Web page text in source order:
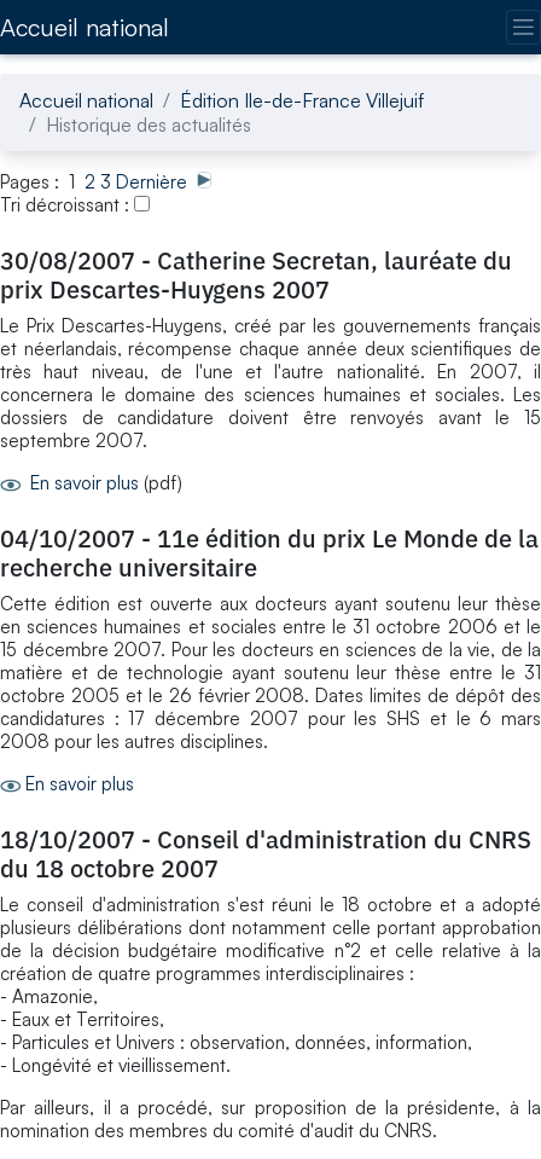
Accueil national
Accueil national
Édition Ile-de-France Villejuif
Historique des actualités
Pages : 1 2 3 Dernière
Tri décroissant :
30/08/2007 - Catherine Secretan, lauréate du
prix Descartes-Huygens 2007
Le Prix Descartes-Huygens, créé par les gouvernements français
et néerlandais, récompense chaque année deux scientifiques de
très haut niveau, de l'une et l'autre nationalité. En 2007, il
concernera le domaine des sciences humaines et sociales. Les
dossiers de candidature doivent être renvoyés avant le 15
septembre 2007.
En savoir plus (pdf)
04/10/2007 - 11e édition du prix Le Monde de la
recherche universitaire
Cette édition est ouverte aux docteurs ayant soutenu leur thèse
en sciences humaines et sociales entre le 31 octobre 2006 et le
15 décembre 2007. Pour les docteurs en sciences de la vie, de la
matière et de technologie ayant soutenu leur thèse entre le 31
octobre 2005 et le 26 février 2008. Dates limites de dépôt des
candidatures : 17 décembre 2007 pour les SHS et le 6 mars
2008 pour les autres disciplines.
En savoir plus
18/10/2007 - Conseil d'administration du CNRS
du 18 octobre 2007
Le conseil d'administration s'est réuni le 18 octobre et a adopté
plusieurs délibérations dont notamment celle portant approbation
de la décision budgétaire modificative n°2 et celle relative à la
création de quatre programmes interdisciplinaires :
- Amazonie,
- Eaux et Territoires,
- Particules et Univers : observation, données, information,
- Longévité et vieillissement.
Par ailleurs, il a procédé, sur proposition de la présidente, à la
nomination des membres du comité d'audit du CNRS.